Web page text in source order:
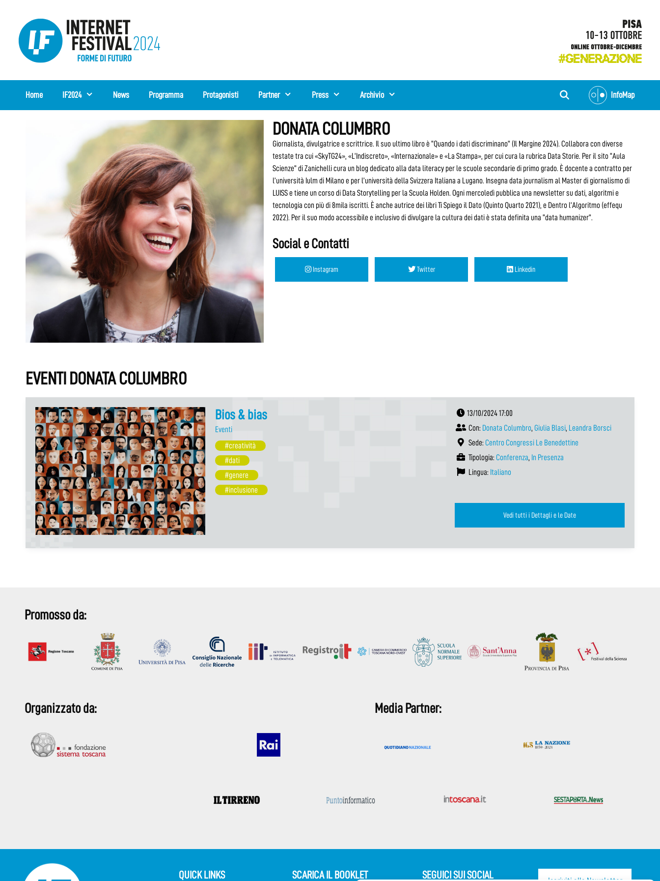
contenuto
Home IF2024 News Programma Protagonisti Partner Press Archivio InfoMap
DONATA COLUMBRO
Giornalista, divulgatrice e scrittrice. Il suo ultimo libro è “Quando i dati discriminano” (Il Margine 2024). Collabora con diverse
testate tra cui «SkyTG24», «L’Indiscreto», «Internazionale» e «La Stampa», per cui cura la rubrica Data Storie. Per il sito “Aula
Scienze” di Zanichelli cura un blog dedicato alla data literacy per le scuole secondarie di primo grado. È docente a contratto per
l’università Iulm di Milano e per l’università della Svizzera Italiana a Lugano. Insegna data journalism al Master di giornalismo di
LUISS e tiene un corso di Data Storytelling per la Scuola Holden. Ogni mercoledì pubblica una newsletter su dati, algoritmi e
tecnologia con più di 8mila iscritti. È anche autrice dei libri Ti Spiego il Dato (Quinto Quarto 2021), e Dentro l’Algoritmo (effequ
2022). Per il suo modo accessibile e inclusivo di divulgare la cultura dei dati è stata definita una “data humanizer”.
Social e Contatti
Instagram Twitter Linkedin
EVENTI DONATA COLUMBRO
Bios & bias
Eventi
#creatività
#dati
#genere
#inclusione
13/10/2024 17:00
Con: Donata Columbro, Giulia Blasi, Leandra Borsci
Sede: Centro Congressi Le Benedettine
Tipologia: Conferenza, In Presenza
Lingua: Italiano
Vedi tutti i Dettagli e le Date
Promosso da:
Organizzato da: Media Partner:
QUICK LINKS SCARICA IL BOOKLET SEGUICI SUI SOCIAL